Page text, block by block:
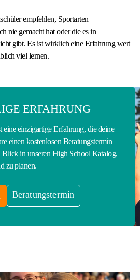
empfehlen, Sportarten
nie gemacht hat oder die es in
gibt. Es ist wirklich eine Erfahrung wert
viel lernen.
ERFAHRUNG
eine einzigartige Erfahrung, die deine
einen kostenlosen Beratungstermin
in unseren High School Katalog,
zu planen.
Beratungstermin